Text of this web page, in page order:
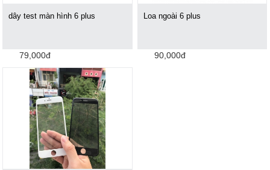
dây test màn hình 6 plus
79,000đ
Loa ngoài 6 plus
90,000đ